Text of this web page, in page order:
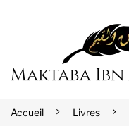
Accueil Livres